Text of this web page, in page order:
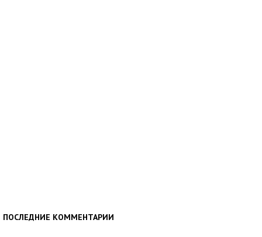
ПОСЛЕДНИЕ КОММЕНТАРИИ